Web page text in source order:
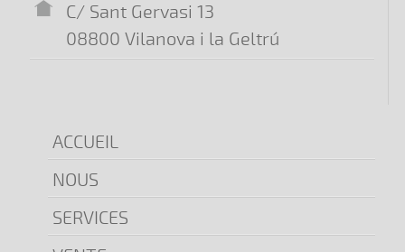
C/ Sant Gervasi 13
08800 Vilanova i la Geltrú
ACCUEIL
NOUS
SERVICES